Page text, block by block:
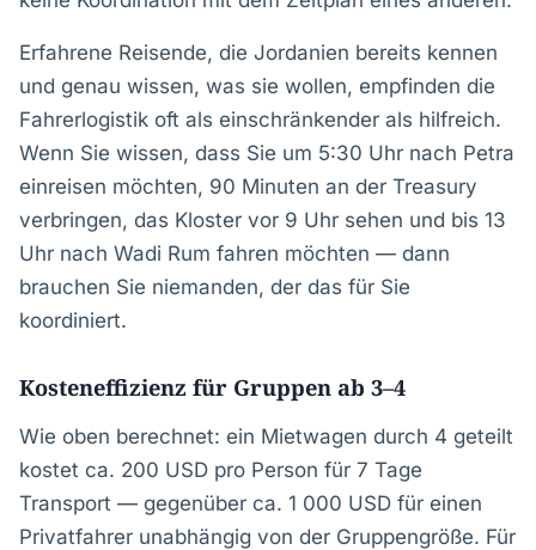
Erfahrene Reisende, die Jordanien bereits kennen
und genau wissen, was sie wollen, empfinden die
Fahrerlogistik oft als einschränkender als hilfreich.
Wenn Sie wissen, dass Sie um 5:30 Uhr nach Petra
einreisen möchten, 90 Minuten an der Treasury
verbringen, das Kloster vor 9 Uhr sehen und bis 13
Uhr nach Wadi Rum fahren möchten — dann
brauchen Sie niemanden, der das für Sie
koordiniert.
Kosteneffizienz für Gruppen ab 3–4
Wie oben berechnet: ein Mietwagen durch 4 geteilt
kostet ca. 200 USD pro Person für 7 Tage
Transport — gegenüber ca. 1 000 USD für einen
Privatfahrer unabhängig von der Gruppengröße. Für